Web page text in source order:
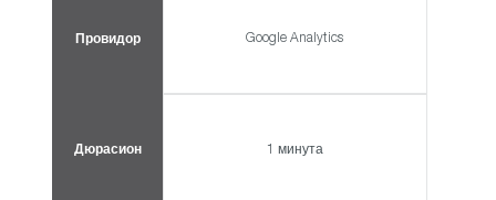
Провидор
Дюрасион
Google Analytics
1 минута